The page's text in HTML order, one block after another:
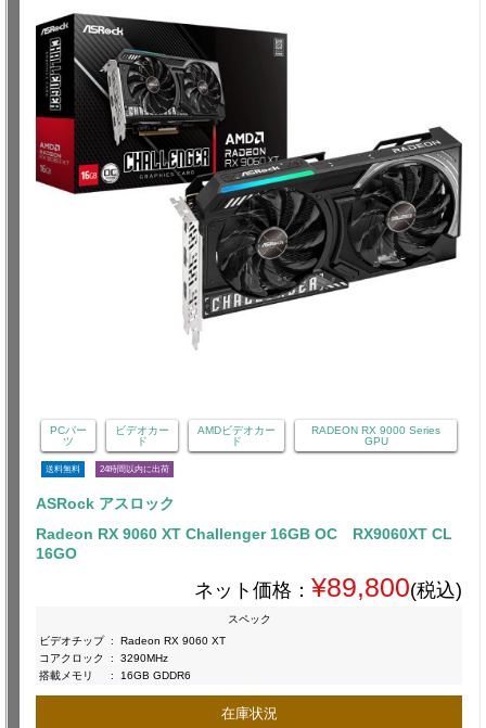
PCパー
ツ
ビデオカー
ド
AMDビデオカー
ド
RADEON RX 9000 Series
GPU
送料無料 24時間以内に出荷
ASRock アスロック
Radeon RX 9060 XT Challenger 16GB OC RX9060XT CL
16GO
ネット価格： ¥89,800(税込)
スペック
ビデオチップ :
Radeon RX 9060 XT
コアクロック
:
3290MHz
搭載メモリ
: 16GB GDDR6
在庫状況